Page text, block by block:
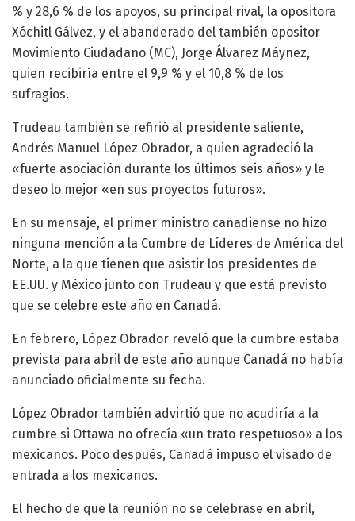
% y 28,6 % de los apoyos, su principal rival, la opositora
Xóchitl Gálvez, y el abanderado del también opositor
Movimiento Ciudadano (MC), Jorge Álvarez Máynez,
quien recibiría entre el 9,9 % y el 10,8 % de los
sufragios.
Trudeau también se refirió al presidente saliente,
Andrés Manuel López Obrador, a quien agradeció la
«fuerte asociación durante los últimos seis años» y le
deseo lo mejor «en sus proyectos futuros».
En su mensaje, el primer ministro canadiense no hizo
ninguna mención a la Cumbre de Líderes de América del
Norte, a la que tienen que asistir los presidentes de
EE.UU. y México junto con Trudeau y que está previsto
que se celebre este año en Canadá.
En febrero, López Obrador reveló que la cumbre estaba
prevista para abril de este año aunque Canadá no había
anunciado oficialmente su fecha.
López Obrador también advirtió que no acudiría a la
cumbre si Ottawa no ofrecía «un trato respetuoso» a los
mexicanos. Poco después, Canadá impuso el visado de
entrada a los mexicanos.
El hecho de que la reunión no se celebrase en abril,